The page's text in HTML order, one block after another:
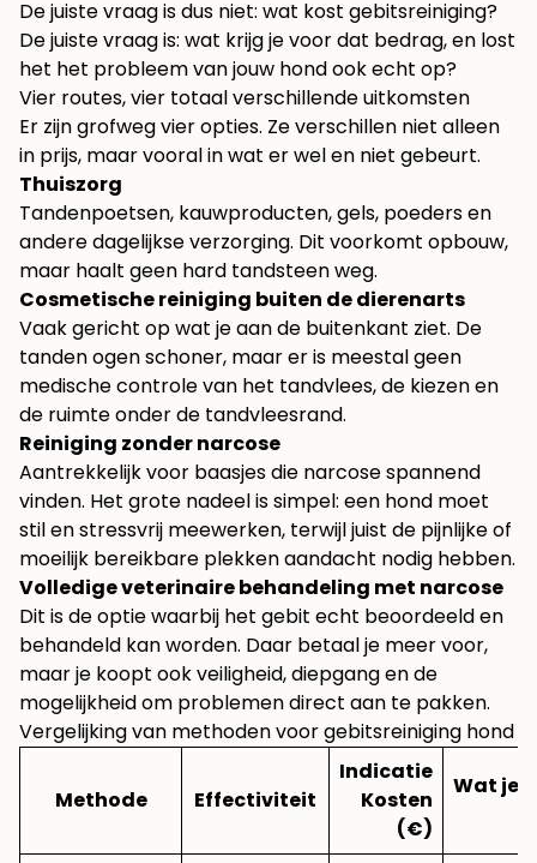
De juiste vraag is dus niet: wat kost gebitsreiniging?
De juiste vraag is: wat krijg je voor dat bedrag, en lost
het het probleem van jouw hond ook echt op?
Vier routes, vier totaal verschillende uitkomsten
Er zijn grofweg vier opties. Ze verschillen niet alleen
in prijs, maar vooral in wat er wel en niet gebeurt.
Thuiszorg
Tandenpoetsen, kauwproducten, gels, poeders en
andere dagelijkse verzorging. Dit voorkomt opbouw,
maar haalt geen hard tandsteen weg.
Cosmetische reiniging buiten de dierenarts
Vaak gericht op wat je aan de buitenkant ziet. De
tanden ogen schoner, maar er is meestal geen
medische controle van het tandvlees, de kiezen en
de ruimte onder de tandvleesrand.
Reiniging zonder narcose
Aantrekkelijk voor baasjes die narcose spannend
vinden. Het grote nadeel is simpel: een hond moet
stil en stressvrij meewerken, terwijl juist de pijnlijke of
moeilijk bereikbare plekken aandacht nodig hebben.
Volledige veterinaire behandeling met narcose
Dit is de optie waarbij het gebit echt beoordeeld en
behandeld kan worden. Daar betaal je meer voor,
maar je koopt ook veiligheid, diepgang en de
mogelijkheid om problemen direct aan te pakken.
Vergelijking van methoden voor gebitsreiniging hond
Methode Effectiviteit
Indicatie
Kosten
(€)
Wat je